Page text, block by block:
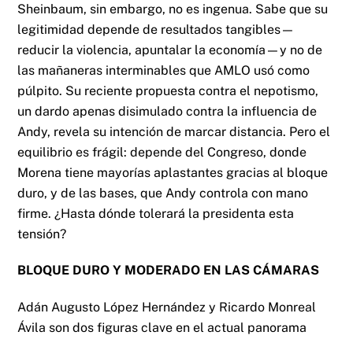
Sheinbaum, sin embargo, no es ingenua. Sabe que su
legitimidad depende de resultados tangibles—
reducir la violencia, apuntalar la economía—y no de
las mañaneras interminables que AMLO usó como
púlpito. Su reciente propuesta contra el nepotismo,
un dardo apenas disimulado contra la influencia de
Andy, revela su intención de marcar distancia. Pero el
equilibrio es frágil: depende del Congreso, donde
Morena tiene mayorías aplastantes gracias al bloque
duro, y de las bases, que Andy controla con mano
firme. ¿Hasta dónde tolerará la presidenta esta
tensión?
BLOQUE DURO Y MODERADO EN LAS CÁMARAS
Adán Augusto López Hernández y Ricardo Monreal
Ávila son dos figuras clave en el actual panorama